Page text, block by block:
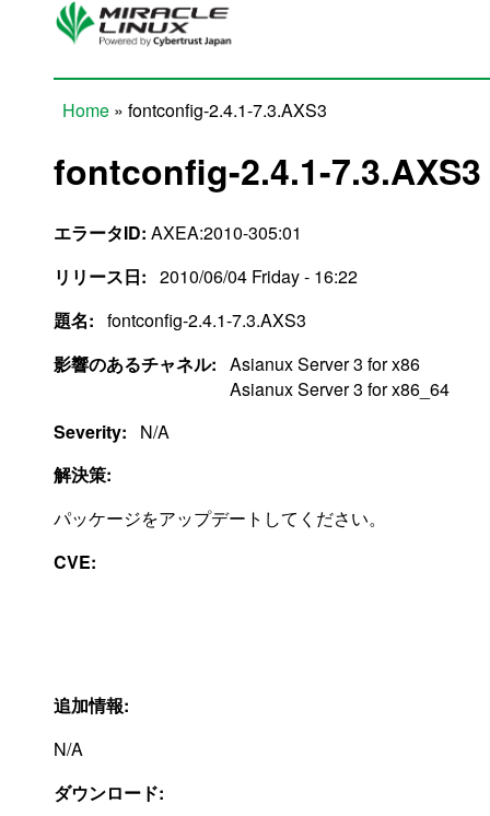
Skip to main content
Home » fontconfig-2.4.1-7.3.AXS3
fontconfig-2.4.1-7.3.AXS3
エラータID: AXEA:2010-305:01
リリース日: 2010/06/04 Friday - 16:22
題名: fontconfig-2.4.1-7.3.AXS3
影響のあるチャネル: Asianux Server 3 for x86
Asianux Server 3 for x86_64
Severity:
N/A
解決策:
パッケージをアップデートしてください。
CVE:
追加情報:
N/A
ダウンロード: